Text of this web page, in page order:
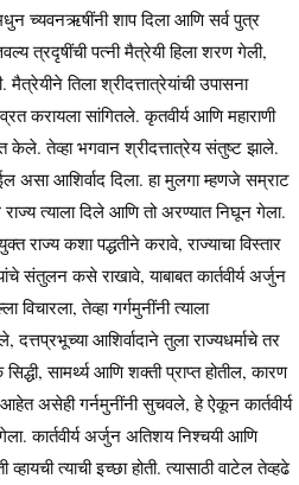
च्यवनऋषींनी शाप दिला आणि सर्व पुत्र
त्रदृषींची पत्नी मैत्रेयी हिला शरण गेली,
मैत्रेयीने तिला श्रीदत्तात्रेयांची उपासना
करायला सांगितले. कृतवीर्य आणि महाराणी
केले. तेव्हा भगवान श्रीदत्तात्रेय संतुष्ट झाले.
असा आशिर्वाद दिला. हा मुलगा म्हणजे सम्राट
राज्य त्याला दिले आणि तो अरण्यात निघून गेला.
राज्य कशा पद्धतीने करावे, राज्याचा विस्तार
संतुलन कसे राखावे, याबाबत कार्तवीर्य अर्जुन
विचारला, तेव्हा गर्गमुनींनी त्याला
दत्तप्रभूच्या आशिर्वादाने तुला राज्यधर्माचे तर
सामर्थ्य आणि शक्ती प्राप्त होतील, कारण
असेही गर्नमुनींनी सुचवले, हे ऐकून कार्तवीर्य
कार्तवीर्य अर्जुन अतिशय निश्चयी आणि
व्हायची त्याची इच्छा होती. त्यासाठी वाटेल तेव्हढे